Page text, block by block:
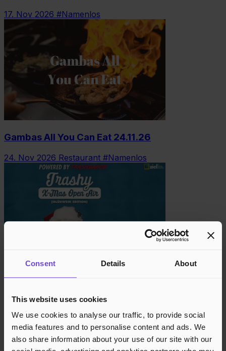
Consent Details About
This website uses cookies
We use cookies to analyse our traffic, to provide social
media features and to personalise content and ads. We
also share information about your use of our site with our
17. Nov 2026 #Namenlos
Gambas All You Can Eat 24.11.26
24. Nov 2026 Restaurant #Namenlos
Trashy X-MAS Open Air 2026
5. Dez 2026Restaurant #Namenlos